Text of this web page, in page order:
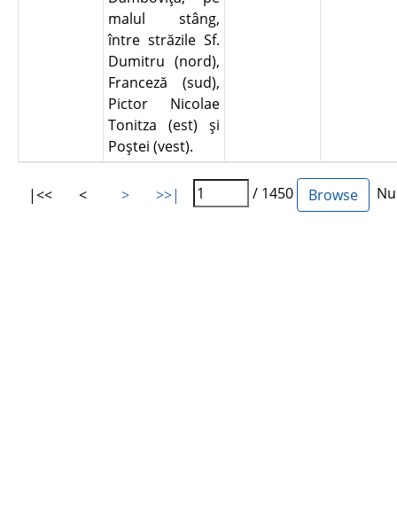
malul stâng,
între străzile Sf.
Dumitru (nord),
Franceză (sud),
Pictor Nicolae
Tonitza (est) şi
Poştei (vest).
|<< < > >>| / 1450